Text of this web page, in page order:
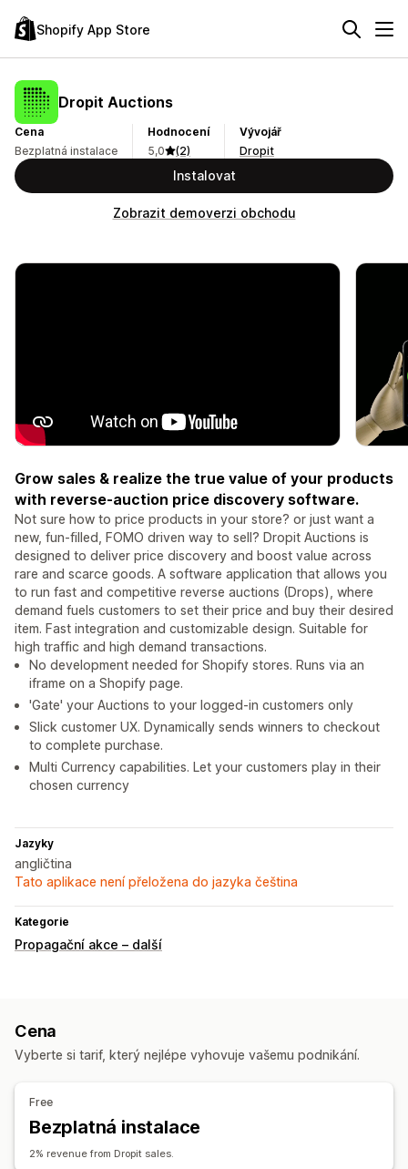
Shopify App Store
Dropit Auctions
Cena
Bezplatná instalace
Hodnocení
5,0
(2)
Vývojář
Dropit
Instalovat
Zobrazit demoverzi obchodu
Grow sales & realize the true value of your products
with reverse-auction price discovery software.
Not sure how to price products in your store? or just want a
new, fun-filled, FOMO driven way to sell? Dropit Auctions is
designed to deliver price discovery and boost value across
rare and scarce goods. A software application that allows you
to run fast and competitive reverse auctions (Drops), where
demand fuels customers to set their price and buy their desired
item. Fast integration and customizable design. Suitable for
high traffic and high demand transactions.
No development needed for Shopify stores. Runs via an
iframe on a Shopify page.
'Gate' your Auctions to your logged-in customers only
Slick customer UX. Dynamically sends winners to checkout
to complete purchase.
Multi Currency capabilities. Let your customers play in their
chosen currency
Jazyky
angličtina
Tato aplikace není přeložena do jazyka čeština
Kategorie
Propagační akce – další
Cena
Vyberte si tarif, který nejlépe vyhovuje vašemu podnikání.
Free
Bezplatná instalace
2% revenue from Dropit sales.